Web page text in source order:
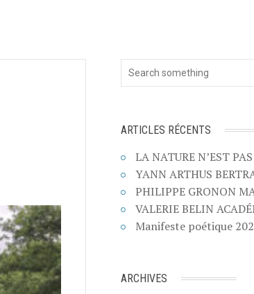
ARTICLES RÉCENTS
LA NATURE N’EST
YANN ARTHUS
PHILIPPE GRONON
VALERIE BELIN
Manifeste poétique
ARCHIVES